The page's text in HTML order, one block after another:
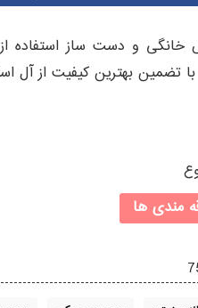
تضمین بهترین کیفیت از آل
مندی ها